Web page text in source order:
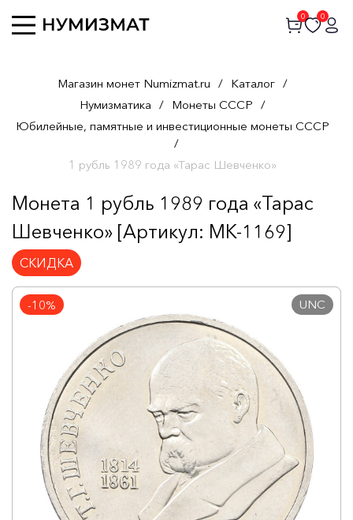
0 0
Магазин монет Numizmat.ru / Каталог /
Нумизматика / Монеты СССР /
Юбилейные, памятные и инвестиционные монеты СССР
/
1 рубль 1989 года «Тарас Шевченко»
Монета 1 рубль 1989 года «Тарас
Шевченко» [Артикул: MK-1169]
СКИДКА
-10% UNC